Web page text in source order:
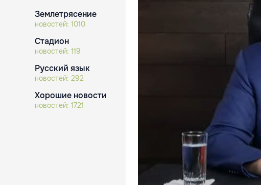
Землетрясение
новостей: 1010
Стадион
новостей: 119
Русский язык
новостей: 292
Хорошие новости
новостей: 1721